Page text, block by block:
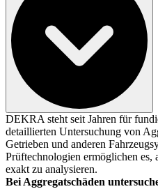
DEKRA steht seit Jahren für
detaillierten Untersuchung von
Getrieben und anderen
Prüftechnologien ermöglichen es,
exakt zu analysieren.
Bei Aggregatschäden